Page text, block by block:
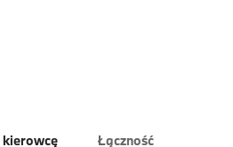
kierowcę Łączność